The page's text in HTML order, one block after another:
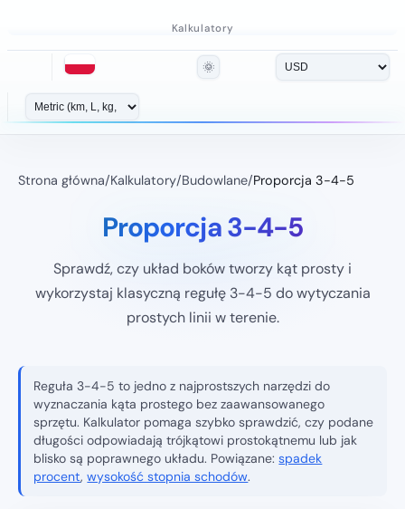
Kalkulatory
🌞
Strona główna/Kalkulatory/Budowlane/Proporcja 3-4-5
Proporcja 3-4-5
Sprawdź, czy układ boków tworzy kąt prosty i
wykorzystaj klasyczną regułę 3-4-5 do wytyczania
prostych linii w terenie.
Reguła 3-4-5 to jedno z najprostszych narzędzi do
wyznaczania kąta prostego bez zaawansowanego
sprzętu. Kalkulator pomaga szybko sprawdzić, czy podane
długości odpowiadają trójkątowi prostokątnemu lub jak
blisko są poprawnego układu. Powiązane:spadek
procent,wysokość stopnia schodów.